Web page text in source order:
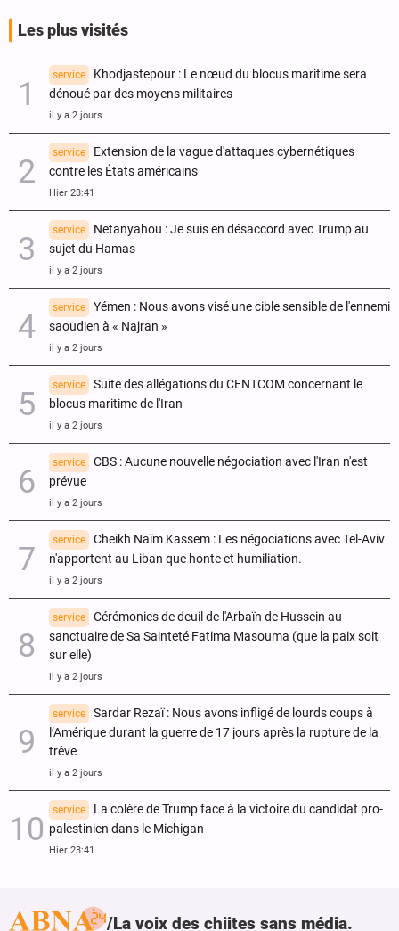
Les plus visités
service
Khodjastepour : Le nœud du blocus maritime sera
dénoué par des moyens militaires
il y a 2 jours
service
Extension de la vague d'attaques cybernétiques
contre les États américains
Hier 23:41
service
Netanyahou : Je suis en désaccord avec Trump au
sujet du Hamas
il y a 2 jours
service
Yémen : Nous avons visé une cible sensible de l'ennemi
saoudien à « Najran »
il y a 2 jours
service
Suite des allégations du CENTCOM concernant le
blocus maritime de l'Iran
il y a 2 jours
service
CBS : Aucune nouvelle négociation avec l'Iran n'est
prévue
il y a 2 jours
service
Cheikh Naïm Kassem : Les négociations avec Tel-Aviv
n'apportent au Liban que honte et humiliation.
il y a 2 jours
service
Cérémonies de deuil de l'Arbaïn de Hussein au
sanctuaire de Sa Sainteté Fatima Masouma (que la paix soit
sur elle)
il y a 2 jours
service
Sardar Rezaï : Nous avons infligé de lourds coups à
l’Amérique durant la guerre de 17 jours après la rupture de la
trêve
il y a 2 jours
service
La colère de Trump face à la victoire du candidat pro-
palestinien dans le Michigan
Hier 23:41
La voix des chiites sans média.